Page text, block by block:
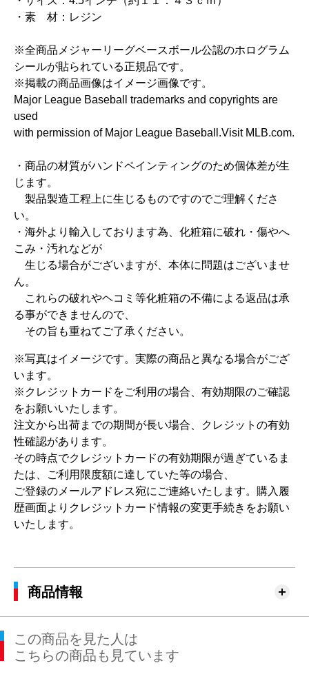
・素 材：レジン
※全商品メジャーリーグベースボール公認のホログラム
シールが貼られている正規品です。
※掲載の商品画像はイメージ画像です。
Major League Baseball trademarks and copyrights are
used
with permission of Major League Baseball.Visit MLB.com.
・商品の材質がハンドペインティングのため個体差が生
じます。
製品製造工程上に生じるものですのでご理解くださ
い。
・海外より輸入しております為、化粧箱に破れ・傷やへ
こみ・汚れなどが
生じる場合がございますが、本体に問題はございませ
ん。
これらの破れやヘコミ等化粧箱の不備による返品は承
る事ができませんので、
その旨も重ねてご了承ください。
※写真はイメージです。実際の商品と異なる場合がござ
います。
※クレジットカードをご利用の場合、有効期限のご確認
をお願いいたします。
注文から出荷までの期間が長い場合、クレジットの有効
性確認があります。
その時点でクレジットカードの有効期限が過ぎているま
たは、ご利用限度額に達していた等の場合、
ご登録のメールアドレス宛にご連絡いたします。購入履
歴画面よりクレジットカード情報の変更手続きをお願い
いたします。
商品情報
この商品を見た人は
こちらの商品も見ています